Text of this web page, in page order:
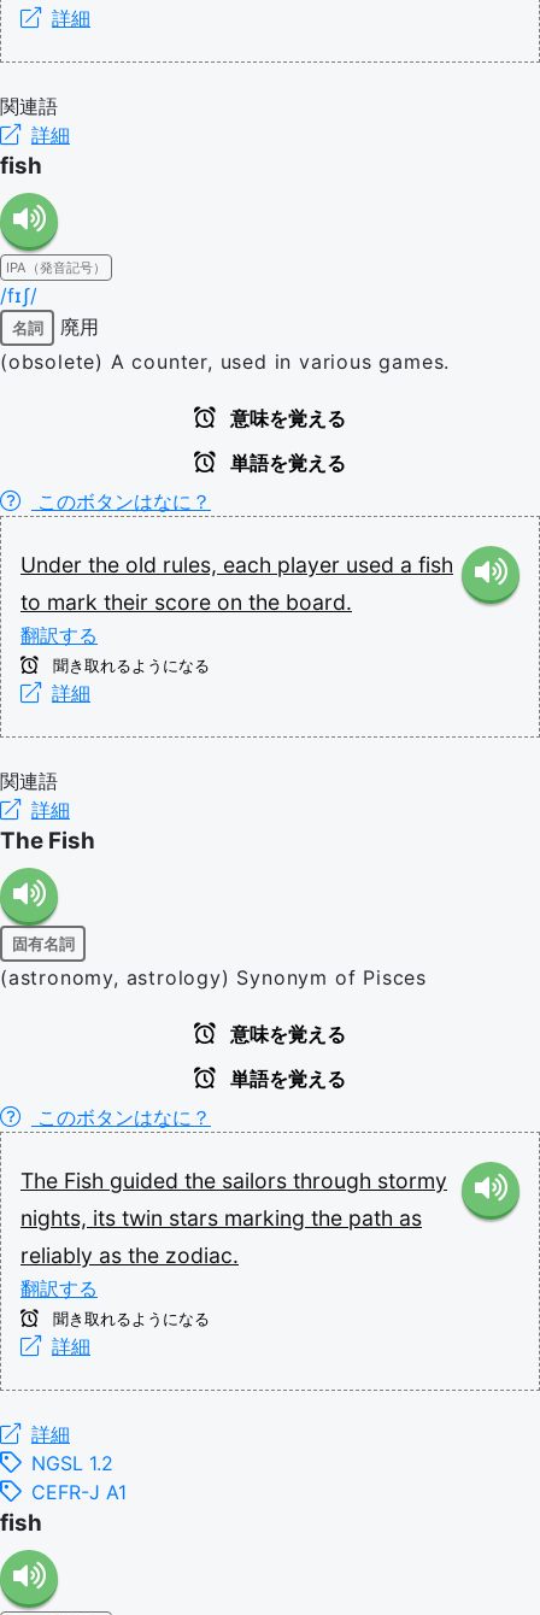
詳細
関連語
詳細
fish
IPA（発音記号）
/fɪʃ/
名詞
廃用
(obsolete) A counter, used in various games.
意味を覚える
単語を覚える
このボタンはなに？
Under the old rules, each player used a fish
to mark their score on the board.
翻訳する
聞き取れるようになる
詳細
関連語
詳細
The Fish
固有名詞
(astronomy, astrology) Synonym of Pisces
意味を覚える
単語を覚える
このボタンはなに？
The Fish guided the sailors through stormy
nights, its twin stars marking the path as
reliably as the zodiac.
翻訳する
聞き取れるようになる
詳細
詳細
NGSL 1.2
CEFR-J A1
fish